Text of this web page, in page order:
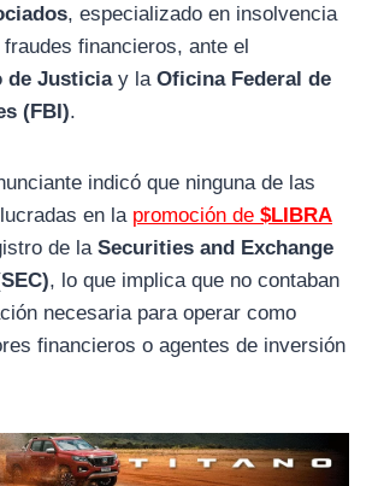
a
m
p
p
, especializado en insolvencia
financieros, ante el
de Justiciay la Oficina Federal de
(FBI).
indicó que ninguna de las
en la promoción de $LIBRA
de la Securities and Exchange
, lo que implica que no contaban
necesaria para operar como
financieros o agentes de inversión